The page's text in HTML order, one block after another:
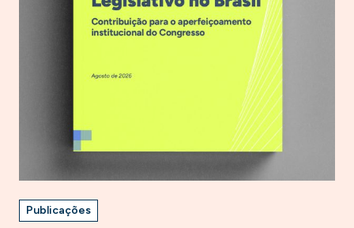
Publicações